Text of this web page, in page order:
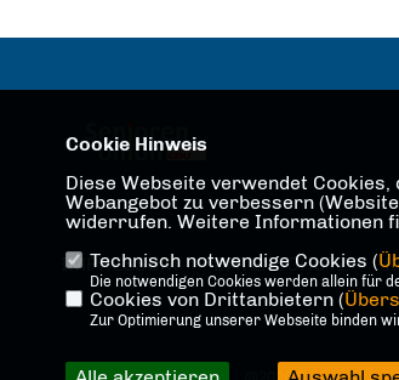
IMPRESSUM DATENSCHUTZ
Cookie Hinweis
Diese Webseite verwendet
Webangebot zu verbessern
widerrufen. Weitere Informationen
Technisch notwendige Cookies (
Die notwendigen Cookies werden allein für
Cookies von Drittanbietern (
Zur Optimierung unserer Webseite binden